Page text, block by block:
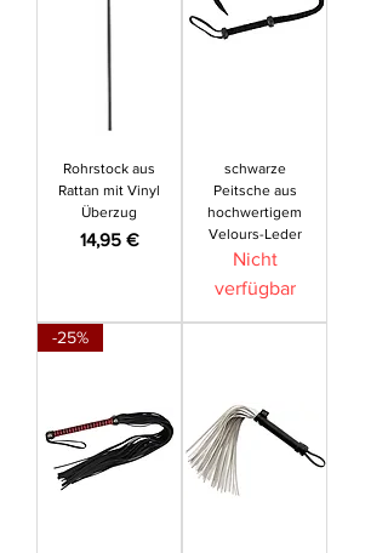
Rohrstock aus
Rattan mit Vinyl
Überzug
Preis
14,95 €
schwarze
Peitsche aus
hochwertigem
Velours-Leder
Nicht
verfügbar
-25%